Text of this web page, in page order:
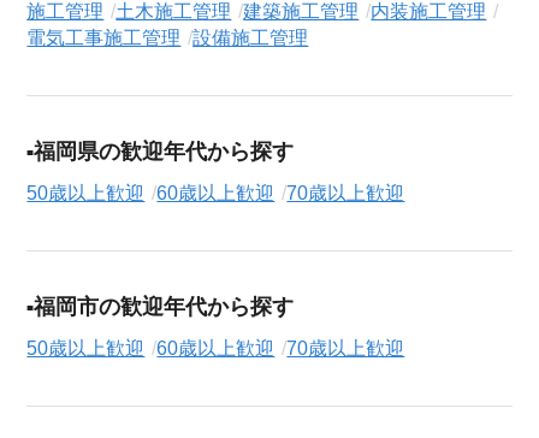
施工管理 土木施工管理 建築施工管理
内装施工管理
電気工事施工管理
設備施工管理
福岡県の歓迎年代から探す
50歳以上歓迎 60歳以上歓迎 70歳以上歓迎
福岡市の歓迎年代から探す
50歳以上歓迎 60歳以上歓迎 70歳以上歓迎